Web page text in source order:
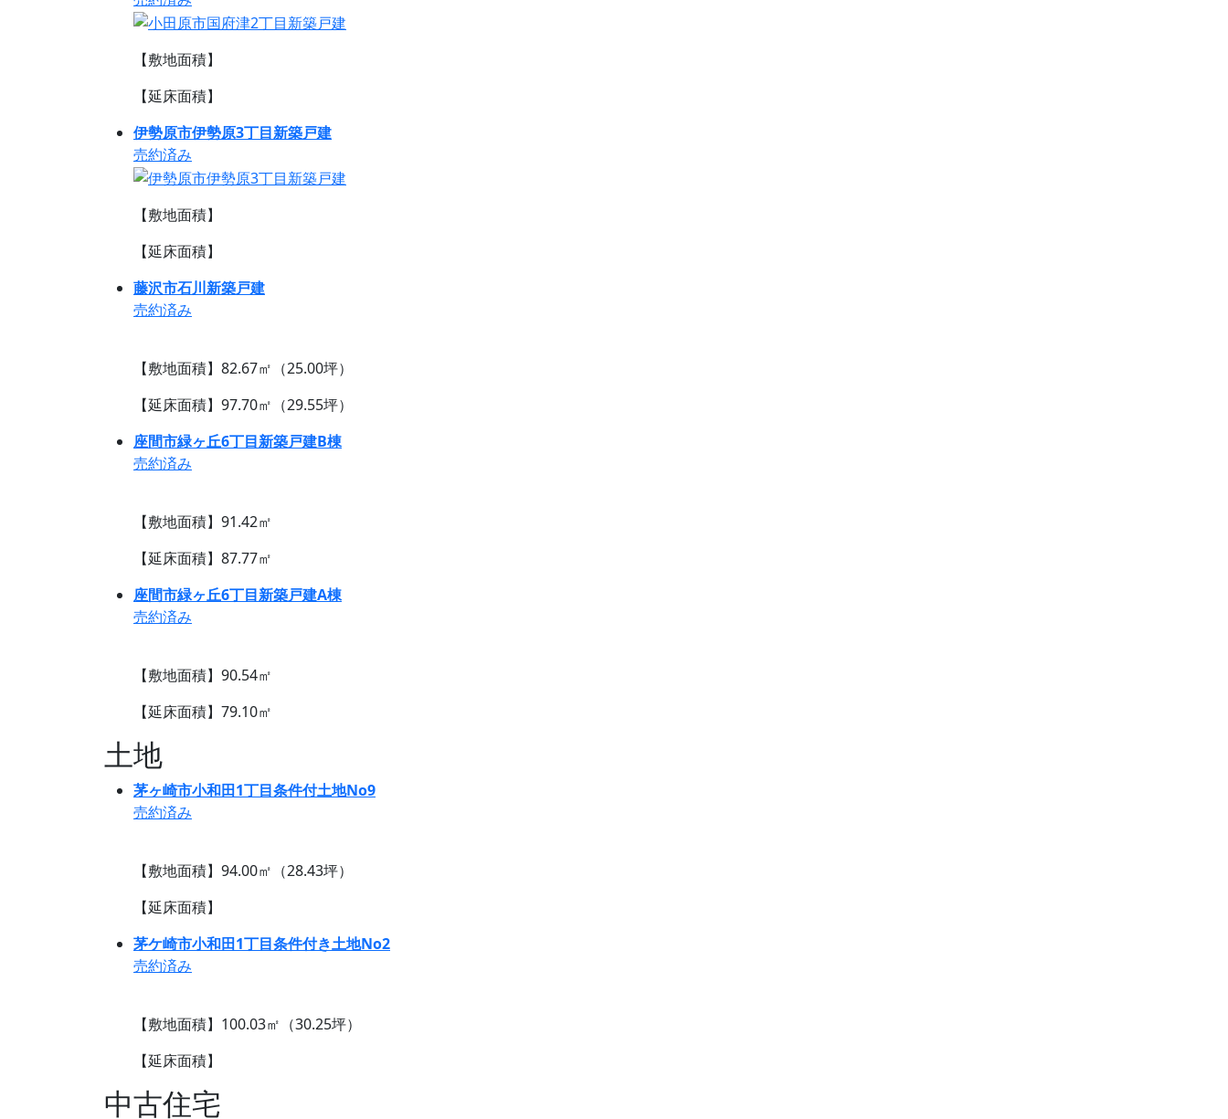
【敷地面積】
【延床面積】
伊勢原市伊勢原3丁目新築戸建
売約済み
【敷地面積】
【延床面積】
藤沢市石川新築戸建
売約済み
【敷地面積】82.67㎡（25.00坪）
【延床面積】97.70㎡（29.55坪）
座間市緑ヶ丘6丁目新築戸建B棟
売約済み
【敷地面積】91.42㎡
【延床面積】87.77㎡
座間市緑ヶ丘6丁目新築戸建A棟
売約済み
【敷地面積】90.54㎡
【延床面積】79.10㎡
土地
茅ヶ崎市小和田1丁目条件付土地No9
売約済み
【敷地面積】94.00㎡（28.43坪）
【延床面積】
茅ケ崎市小和田1丁目条件付き土地No2
売約済み
【敷地面積】100.03㎡（30.25坪）
【延床面積】
中古住宅